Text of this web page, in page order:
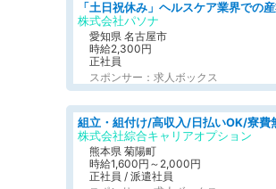
株式会社パソナ
愛知県 名古屋市
時給2,300円
正社員
スポンサー：求人ボックス
株式会社綜合キャリアオプション
熊本県 菊陽町
時給1,600円～2,000円
正社員 / 派遣社員